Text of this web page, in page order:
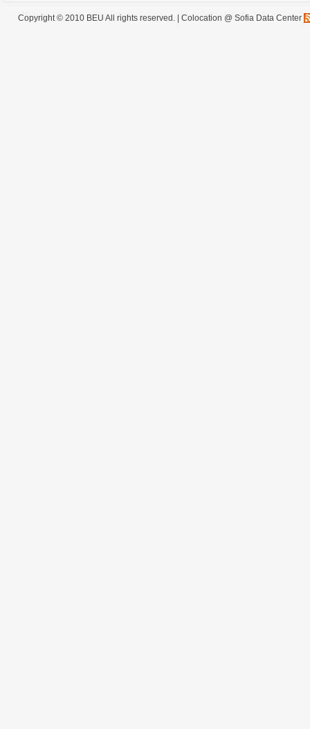
Copyright © 2010 BEU All rights reserved. | Colocation @ Sofia Data Center